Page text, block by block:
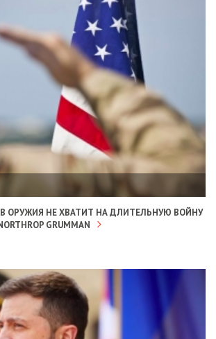
ОРУЖИЯ НЕ ХВАТИТ НА ДЛИТЕЛЬНУЮ ВОЙНУ
GRUMMAN